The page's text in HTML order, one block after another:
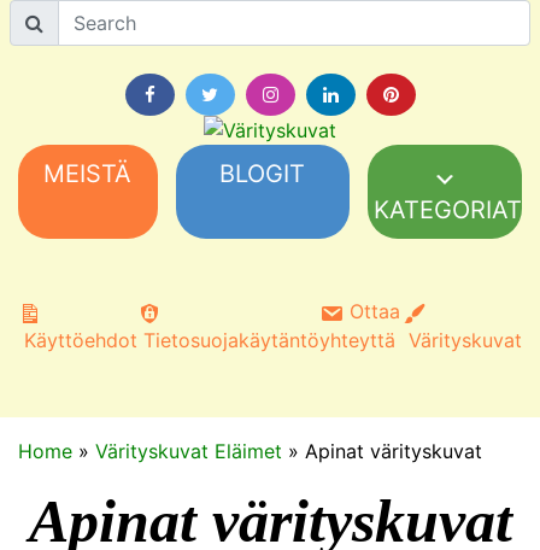
MEISTÄ
BLOGIT
KATEGORIAT
Käyttöehdot Tietosuojakäytäntö
Ottaa
yhteyttä Värityskuvat
Home » Värityskuvat Eläimet » Apinat värityskuvat
Apinat värityskuvat